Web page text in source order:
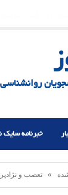
روانشناسی
خبرنامه سایک
» تعصب و